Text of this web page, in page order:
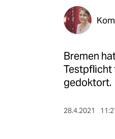
Bremen
Testpflicht
gedoktort.
28.4.2021